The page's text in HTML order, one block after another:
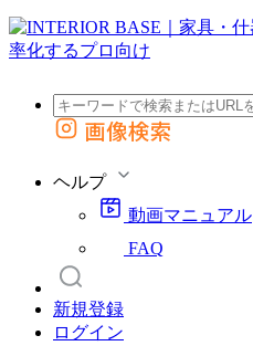
外部サイトの商品をカートに追加
画像検索
ヘルプ
動画マニュアル
FAQ
新規登録
ログイン